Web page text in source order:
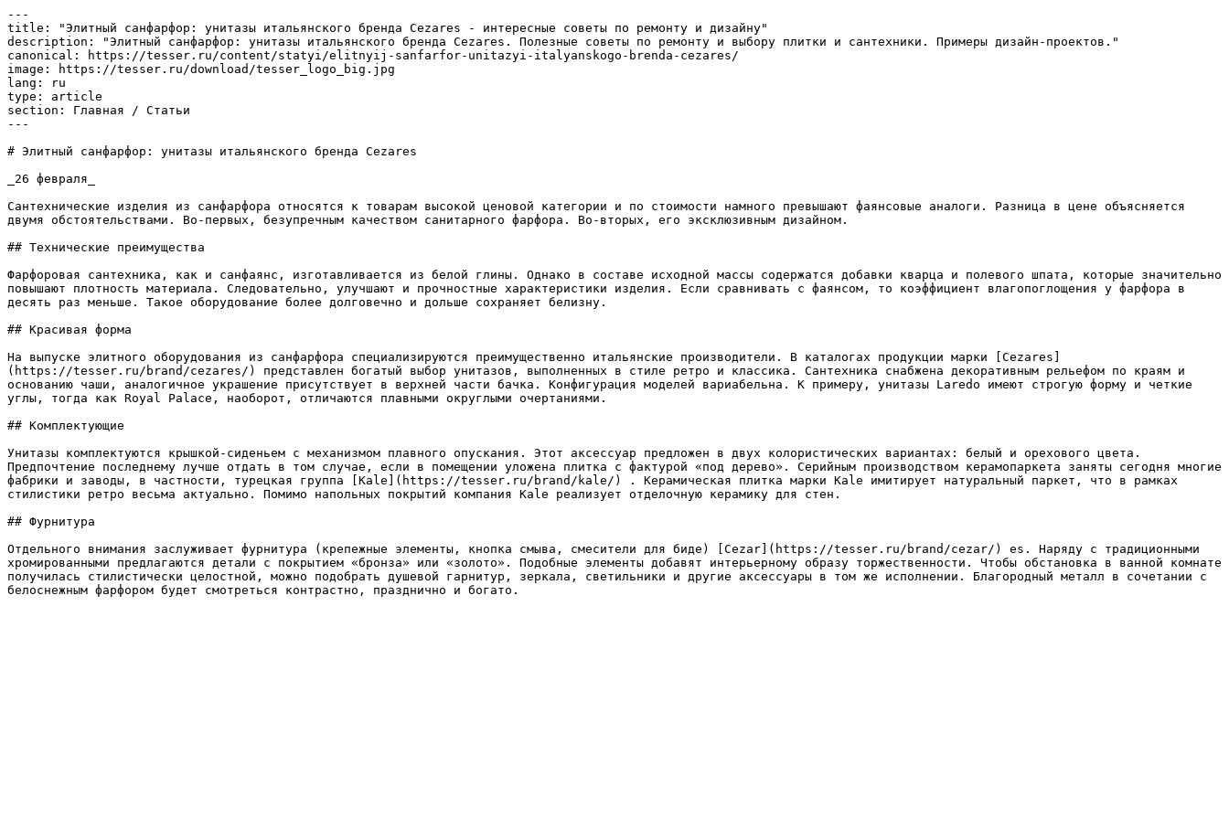
---
title: "Элитный санфарфор: унитазы итальянского бренда Cezares - интересные советы по ремонту и дизайну"
description: "Элитный санфарфор: унитазы итальянского бренда Cezares. Полезные советы по ремонту и выбору плитки и сантехники. Примеры дизайн-проектов."
canonical: https://tesser.ru/content/statyi/elitnyij-sanfarfor-unitazyi-italyanskogo-brenda-cezares/
image: https://tesser.ru/download/tesser_logo_big.jpg
lang: ru
type: article
section: Главная / Статьи
---
# Элитный санфарфор: унитазы итальянского бренда Cezares
_26 февраля_
Сантехнические изделия из санфарфора относятся к товарам высокой ценовой категории и по стоимости намного превышают фаянсовые аналоги. Разница в цене объясняется
двумя обстоятельствами. Во-первых, безупречным качеством санитарного фарфора. Во-вторых, его эксклюзивным дизайном.
## Технические преимущества
Фарфоровая сантехника, как и санфаянс, изготавливается из белой глины. Однако в составе исходной массы содержатся добавки кварца и полевого шпата, которые значительно
повышают плотность материала. Следовательно, улучшают и прочностные характеристики изделия. Если сравнивать с фаянсом, то коэффициент влагопоглощения у фарфора в
десять раз меньше. Такое оборудование более долговечно и дольше сохраняет белизну.
## Красивая форма
На выпуске элитного оборудования из санфарфора специализируются преимущественно итальянские производители. В каталогах продукции марки [Cezares]
(https://tesser.ru/brand/cezares/) представлен богатый выбор унитазов, выполненных в стиле ретро и классика. Сантехника снабжена декоративным рельефом по краям и
основанию чаши, аналогичное украшение присутствует в верхней части бачка. Конфигурация моделей вариабельна. К примеру, унитазы Laredo имеют строгую форму и четкие
углы, тогда как Royal Palace, наоборот, отличаются плавными округлыми очертаниями.
## Комплектующие
Унитазы комплектуются крышкой-сиденьем с механизмом плавного опускания. Этот аксессуар предложен в двух колористических вариантах: белый и орехового цвета.
Предпочтение последнему лучше отдать в том случае, если в помещении уложена плитка с фактурой «под дерево». Серийным производством керамопаркета заняты сегодня многие
фабрики и заводы, в частности, турецкая группа [Kale](https://tesser.ru/brand/kale/) . Керамическая плитка марки Kale имитирует натуральный паркет, что в рамках
стилистики ретро весьма актуально. Помимо напольных покрытий компания Kale реализует отделочную керамику для стен.
## Фурнитура
Отдельного внимания заслуживает фурнитура (крепежные элементы, кнопка смыва, смесители для биде) [Cezar](https://tesser.ru/brand/cezar/) es. Наряду с традиционными
хромированными предлагаются детали с покрытием «бронза» или «золото». Подобные элементы добавят интерьерному образу торжественности. Чтобы обстановка в ванной комнате
получилась стилистически целостной, можно подобрать душевой гарнитур, зеркала, светильники и другие аксессуары в том же исполнении. Благородный металл в сочетании с
белоснежным фарфором будет смотреться контрастно, празднично и богато.